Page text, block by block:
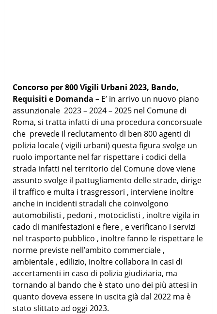
Concorso per 800 Vigili Urbani 2023, Bando,
Requisiti e Domanda – E’ in arrivo un nuovo piano
assunzionale 2023 – 2024 – 2025 nel Comune di
Roma, si tratta infatti di una procedura concorsuale
che prevede il reclutamento di ben 800 agenti di
polizia locale ( vigili urbani) questa figura svolge un
ruolo importante nel far rispettare i codici della
strada infatti nel territorio del Comune dove viene
assunto svolge il pattugliamento delle strade, dirige
il traffico e multa i trasgressori , interviene inoltre
anche in incidenti stradali che coinvolgono
automobilisti , pedoni , motociclisti , inoltre vigila in
cado di manifestazioni e fiere , e verificano i servizi
nel trasporto pubblico , inoltre fanno le rispettare le
norme previste nell’ambito commerciale ,
ambientale , edilizio, inoltre collabora in casi di
accertamenti in caso di polizia giudiziaria, ma
tornando al bando che è stato uno dei più attesi in
quanto doveva essere in uscita già dal 2022 ma è
stato slittato ad oggi 2023.